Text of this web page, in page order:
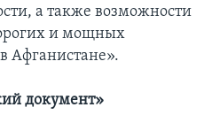
а также возможности
и мощных
Афганистане».
документ»